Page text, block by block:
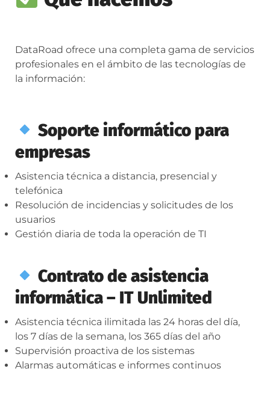
DataRoad ofrece una completa gama de servicios
profesionales en el ámbito de las tecnologías de
la información:
Soporte informático para
empresas
Asistencia técnica a distancia, presencial y
telefónica
Resolución de incidencias y solicitudes de los
usuarios
Gestión diaria de toda la operación de TI
Contrato de asistencia
informática – IT Unlimited
Asistencia técnica ilimitada las 24 horas del día,
los 7 días de la semana, los 365 días del año
Supervisión proactiva de los sistemas
Alarmas automáticas e informes continuos